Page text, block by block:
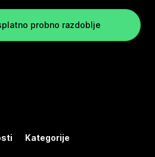
probno razdoblje
Kategorije